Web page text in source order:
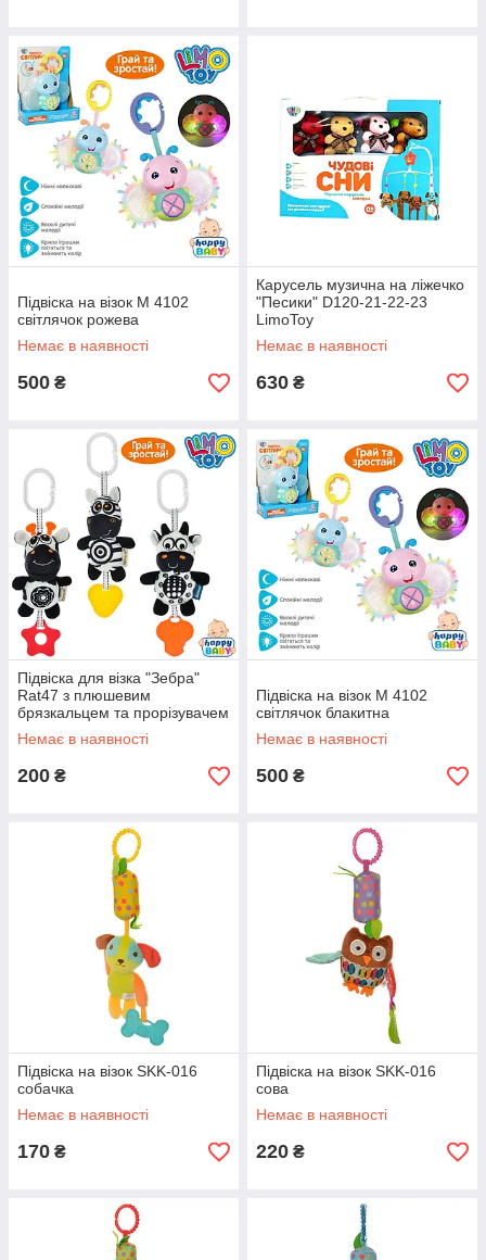
Підвіска на візок M 4102
світлячок рожева
Немає в наявності
500 ₴
Карусель музична на ліжечко
"Песики" D120-21-22-23
LimoToy
Немає в наявності
630 ₴
Підвіска для візка "Зебра"
Rat47 з плюшевим
брязкальцем та прорізувачем
Limotoy
Немає в наявності
200 ₴
Підвіска на візок M 4102
світлячок блакитна
Немає в наявності
500 ₴
Підвіска на візок SKK-016
собачка
Немає в наявності
170 ₴
Підвіска на візок SKK-016
сова
Немає в наявності
220 ₴